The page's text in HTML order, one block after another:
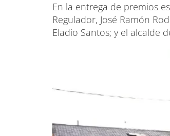
En la entrega de premios
Regulador, José Ramón
Eladio Santos; y el alcalde